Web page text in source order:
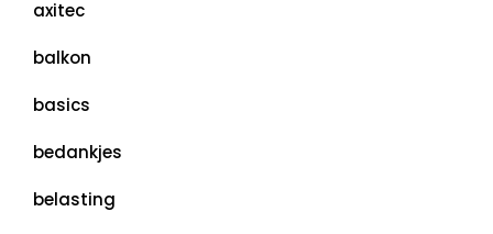
axitec
balkon
basics
bedankjes
belasting